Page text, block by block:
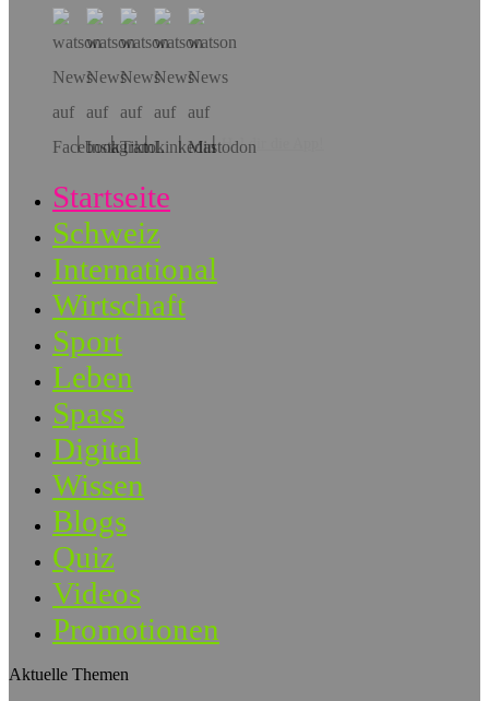
Hol dir die App!
Startseite
Schweiz
International
Wirtschaft
Sport
Leben
Spass
Digital
Wissen
Blogs
Quiz
Videos
Promotionen
Aktuelle Themen